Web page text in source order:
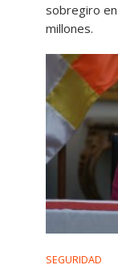
sobregiro
millones.
SEGURIDAD